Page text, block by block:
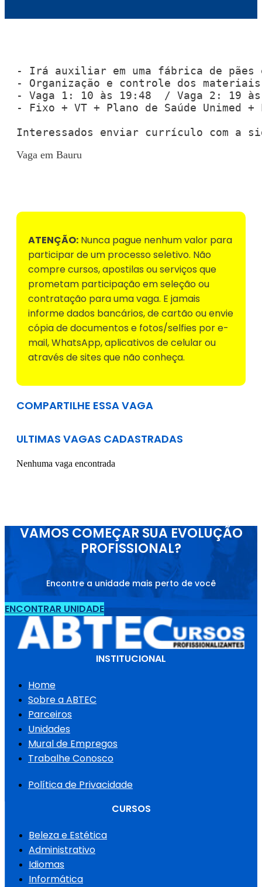
- Irá auxiliar em uma fábrica de pães
- Organização e controle dos
- Vaga 1: 10 às 19:48  / Vaga 2: 19
- Fixo + VT + Plano de Saúde Unimed
Interessados enviar currículo com a
Vaga em Bauru
ATENÇÃO: Nunca pague nenhum valor para
participar de um processo seletivo. Não
compre cursos, apostilas ou serviços que
prometam participação em seleção ou
contratação para uma vaga. E jamais
informe dados bancários, de cartão ou envie
cópia de documentos e fotos/selfies por e-
mail, WhatsApp, aplicativos de celular ou
através de sites que não conheça.
COMPARTILHE ESSA VAGA
ULTIMAS VAGAS CADASTRADAS
Nenhuma vaga encontrada
VAMOS COMEÇAR SUA EVOLUÇÃO
PROFISSIONAL?
Encontre a unidade mais perto de você
ENCONTRAR UNIDADE
INSTITUCIONAL
Home
Sobre a ABTEC
Parceiros
Unidades
Mural de Empregos
Trabalhe Conosco
Política de Privacidade
CURSOS
Beleza e Estética
Administrativo
Idiomas
Informática